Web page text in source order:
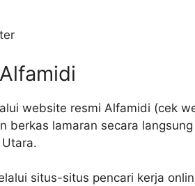
website resmi Alfamidi (cek
berkas lamaran secara
situs-situs pencari kerja